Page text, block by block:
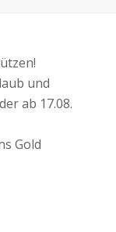
und
ab 17.08.
Gold